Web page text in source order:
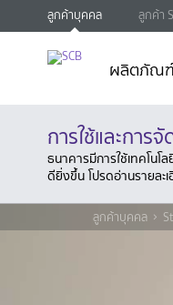
ลูกค้าบุคคล ลูกค้า
ผลิตภัณฑ์
การใช้และการ
ธนาคารมีการใช้เทคโนโ
ดียิ่งขึ้น โปรดอ่านรายละ
ลูกค้าบุคคล